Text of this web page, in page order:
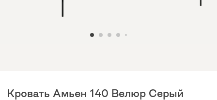
Кровать Амьен 140 Велюр Серый